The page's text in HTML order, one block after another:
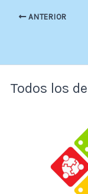
ANTERIOR
Todos los